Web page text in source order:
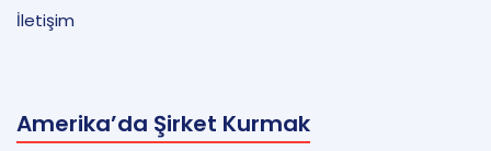
İletişim
Amerika’da Şirket Kurmak